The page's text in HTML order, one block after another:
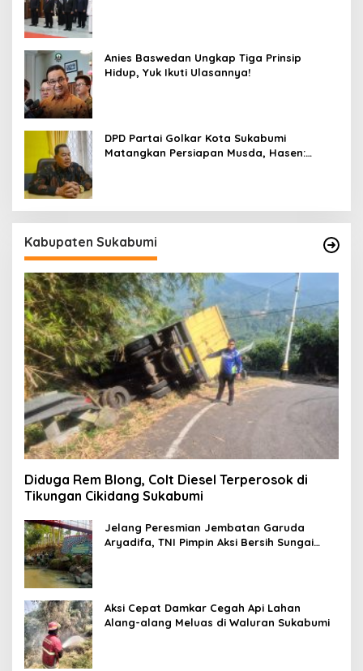
Anies Baswedan Ungkap Tiga Prinsip
Hidup, Yuk Ikuti Ulasannya!
DPD Partai Golkar Kota Sukabumi
Matangkan Persiapan Musda, Hasen:
Kabupaten Sukabumi
Diduga Rem Blong, Colt Diesel Terperosok di
Tikungan Cikidang Sukabumi
Jelang Peresmian Jembatan Garuda
Aryadifa, TNI Pimpin Aksi Bersih Sungai
Aksi Cepat Damkar Cegah Api Lahan
Alang-alang Meluas di Waluran Sukabumi